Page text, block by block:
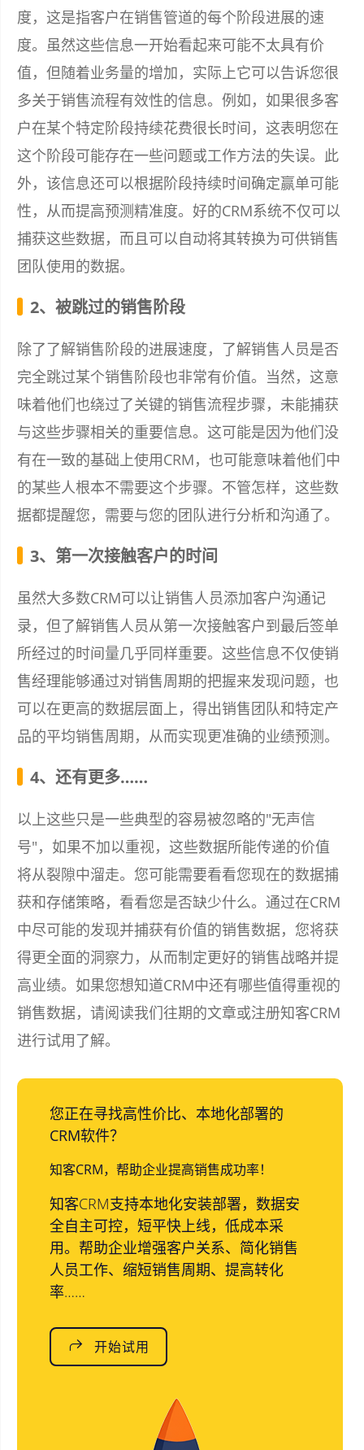
度，这是指客户在销售管道的每个阶段进展的速
度。虽然这些信息一开始看起来可能不太具有价
值，但随着业务量的增加，实际上它可以告诉您很
多关于销售流程有效性的信息。例如，如果很多客
户在某个特定阶段持续花费很长时间，这表明您在
这个阶段可能存在一些问题或工作方法的失误。此
外，该信息还可以根据阶段持续时间确定赢单可能
性，从而提高预测精准度。好的CRM系统不仅可以
捕获这些数据，而且可以自动将其转换为可供销售
团队使用的数据。
2、被跳过的销售阶段
除了了解销售阶段的进展速度，了解销售人员是否
完全跳过某个销售阶段也非常有价值。当然，这意
味着他们也绕过了关键的销售流程步骤，未能捕获
与这些步骤相关的重要信息。这可能是因为他们没
有在一致的基础上使用CRM，也可能意味着他们中
的某些人根本不需要这个步骤。不管怎样，这些数
据都提醒您，需要与您的团队进行分析和沟通了。
3、第一次接触客户的时间
虽然大多数CRM可以让销售人员添加客户沟通记
录，但了解销售人员从第一次接触客户到最后签单
所经过的时间量几乎同样重要。这些信息不仅使销
售经理能够通过对销售周期的把握来发现问题，也
可以在更高的数据层面上，得出销售团队和特定产
品的平均销售周期，从而实现更准确的业绩预测。
4、还有更多……
以上这些只是一些典型的容易被忽略的"无声信
号"，如果不加以重视，这些数据所能传递的价值
将从裂隙中溜走。您可能需要看看您现在的数据捕
获和存储策略，看看您是否缺少什么。通过在CRM
中尽可能的发现并捕获有价值的销售数据，您将获
得更全面的洞察力，从而制定更好的销售战略并提
高业绩。如果您想知道CRM中还有哪些值得重视的
销售数据，请阅读我们往期的文章或注册知客CRM
进行试用了解。
您正在寻找高性价比、本地化部署的
CRM软件？
知客CRM，帮助企业提高销售成功率！
知客CRM支持本地化安装部署，数据安
全自主可控，短平快上线，低成本采
用。帮助企业增强客户关系、简化销售
人员工作、缩短销售周期、提高转化
率……
开始试用